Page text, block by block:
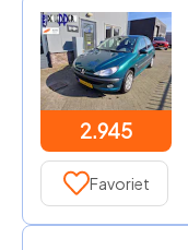
2.945
Favoriet